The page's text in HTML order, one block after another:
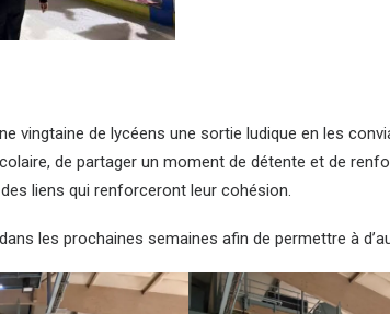
vingtaine de lycéens une sortie ludique en les
de partager un moment de détente et de
liens qui renforceront leur cohésion.
les prochaines semaines afin de permettre à